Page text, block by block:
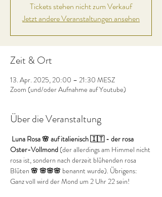
Tickets stehen nicht zum Verkauf
Jetzt andere Veranstaltungen ansehen
Zeit & Ort
13. Apr. 2025, 20:00 – 21:30 MESZ
Zoom (und/oder Aufnahme auf Youtube)
Über die Veranstaltung
Oster-Vollmond (der allerdings am Himmel nicht
rosa ist, sondern nach derzeit blühenden rosa
Blüten 🌸 🌸🌸🌸 benannt wurde). Übrigens:
Ganz voll wird der Mond um 2 Uhr 22 sein!